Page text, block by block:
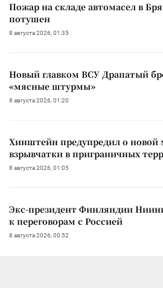
Пожар на складе автомасел в
потушен
8 августа 2026, 01:35
Новый главком ВСУ Драпатый
«мясные штурмы»
8 августа 2026, 01:20
Хинштейн предупредил о новой
взрывчатки в приграничных
8 августа 2026, 01:05
Экс-президент Финляндии
к переговорам с Россией
8 августа 2026, 00:52